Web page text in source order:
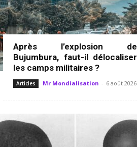
Après l’explosion de
Bujumbura, faut-il délocaliser
les camps militaires ?
Articles Mr Mondialisation - 6 août 2026